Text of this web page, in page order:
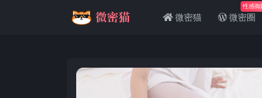
微密猫 微密圈
性感御